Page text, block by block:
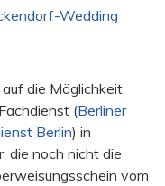
Wedding
die Möglichkeit
(Berliner
Berlin) in
die noch nicht die
vom